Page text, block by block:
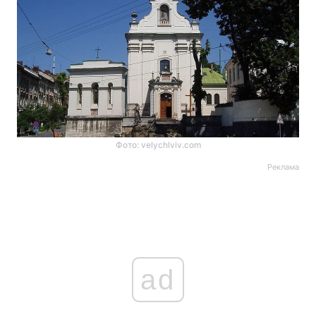
Фото: velychlviv.com
Реклама
ad